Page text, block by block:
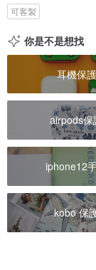
可客製
你是不是想找
耳機保
airpods保
iphone12
kobo 保